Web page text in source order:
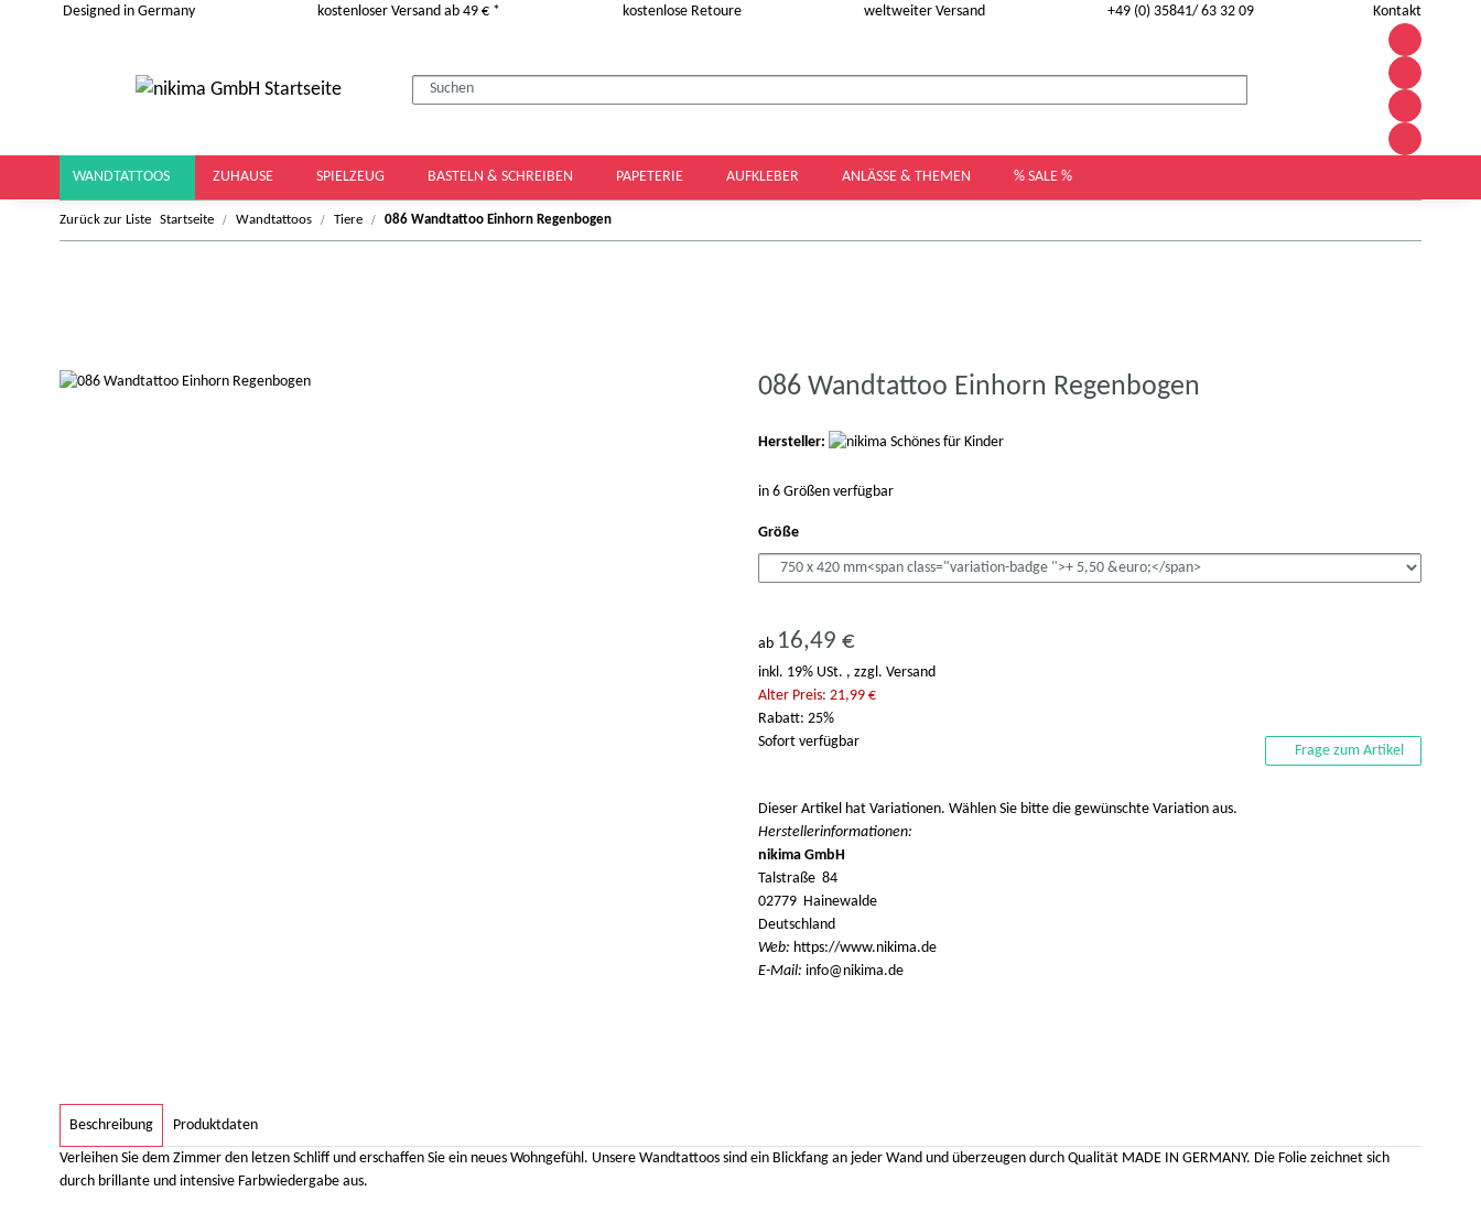
Designed in Germany kostenloser Versand ab 49 € * kostenlose Retoure weltweiter Versand +49 (0) 35841/ 63 32 09 Kontakt
WANDTATTOOS ZUHAUSE SPIELZEUG BASTELN & SCHREIBEN PAPETERIE AUFKLEBER ANLÄSSE & THEMEN % SALE %
Zurück zur Liste Startseite Wandtattoos Tiere 086 Wandtattoo Einhorn Regenbogen
086 Wandtattoo Einhorn Regenbogen
Hersteller:
in 6 Größen verfügbar
Größe
ab 16,49 €
inkl. 19% USt. , zzgl. Versand
Alter Preis: 21,99 €
Rabatt: 25%
Sofort verfügbar
Frage zum Artikel
xDieser Artikel hat Variationen. Wählen Sie bitte die gewünschte Variation aus.
Herstellerinformationen:
nikima GmbH
Talstraße 84
02779 Hainewalde
Deutschland
Web: https://www.nikima.de
E-Mail: info@nikima.de
weitere Registerkarten anzeigen
Beschreibung
Produktdaten
Verleihen Sie dem Zimmer den letzen Schliff und erschaffen Sie ein neues Wohngefühl. Unsere Wandtattoos sind ein Blickfang an jeder Wand und überzeugen durch Qualität MADE IN GERMANY. Die Folie zeichnet sich
durch brillante und intensive Farbwiedergabe aus.